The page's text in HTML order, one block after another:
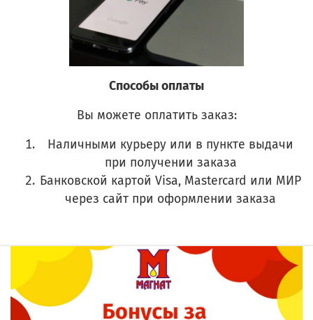
Способы оплаты
Вы можете оплатить заказ:
Наличными курьеру или в пункте выдачи
при получении заказа
Банковской картой Visa, Mastercard или МИР
через сайт при оформлении заказа